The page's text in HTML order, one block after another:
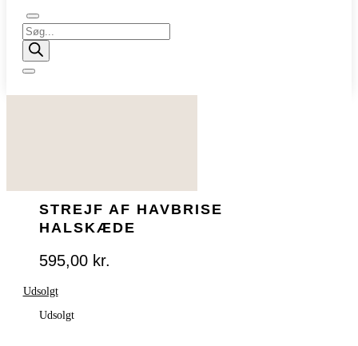
Products
search
STREJF AF HAVBRISE
HALSKÆDE
595,00 kr.
Udsolgt
Udsolgt